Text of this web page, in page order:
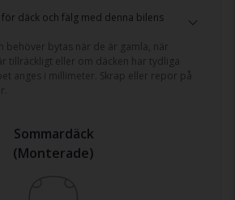
däck och fälg med denna bilens
behöver bytas när de är gamla, när
tillräckligt eller om däcken har tydliga
anges i millimeter. Skrap eller repor på
Sommardäck
(Monterade)